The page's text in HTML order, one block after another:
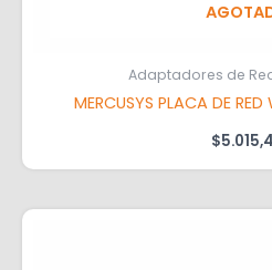
Adaptadores de
MERCUSYS PLACA DE
$